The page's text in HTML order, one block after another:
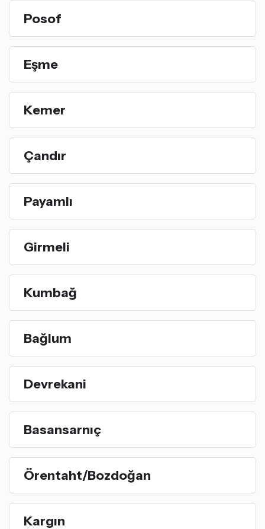
Posof
Eşme
Kemer
Çandır
Payamlı
Girmeli
Kumbağ
Bağlum
Devrekani
Basansarnıç
Örentaht/Bozdoğan
Kargın